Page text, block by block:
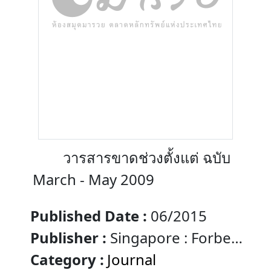
วารสารขาดช่วงตั้งแต่ ฉบับ
March - May 2009
Published Date : 06/2015
Publisher : Singapore : Forbe
Global Inc.
Category : Journal